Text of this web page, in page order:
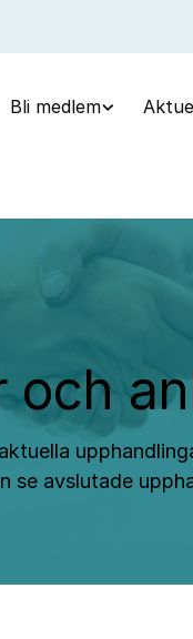
Bli medlem
och
se avslutade